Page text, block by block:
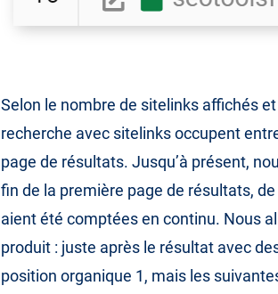
Selon le nombre de sitelinks affichés
recherche avec sitelinks occupent
page de résultats. Jusqu’à présent,
fin de la première page de résultats,
aient été comptées en continu. Nous
produit : juste après le résultat avec
position organique 1, mais les